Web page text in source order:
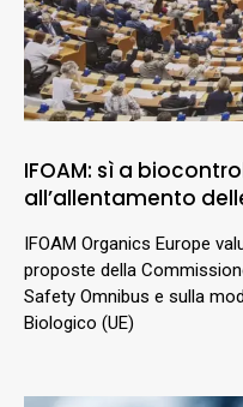
IFOAM: sì a
all’allentamento
IFOAM Organics Europe
proposte della
Safety Omnibus e sulla
Biologico (UE)